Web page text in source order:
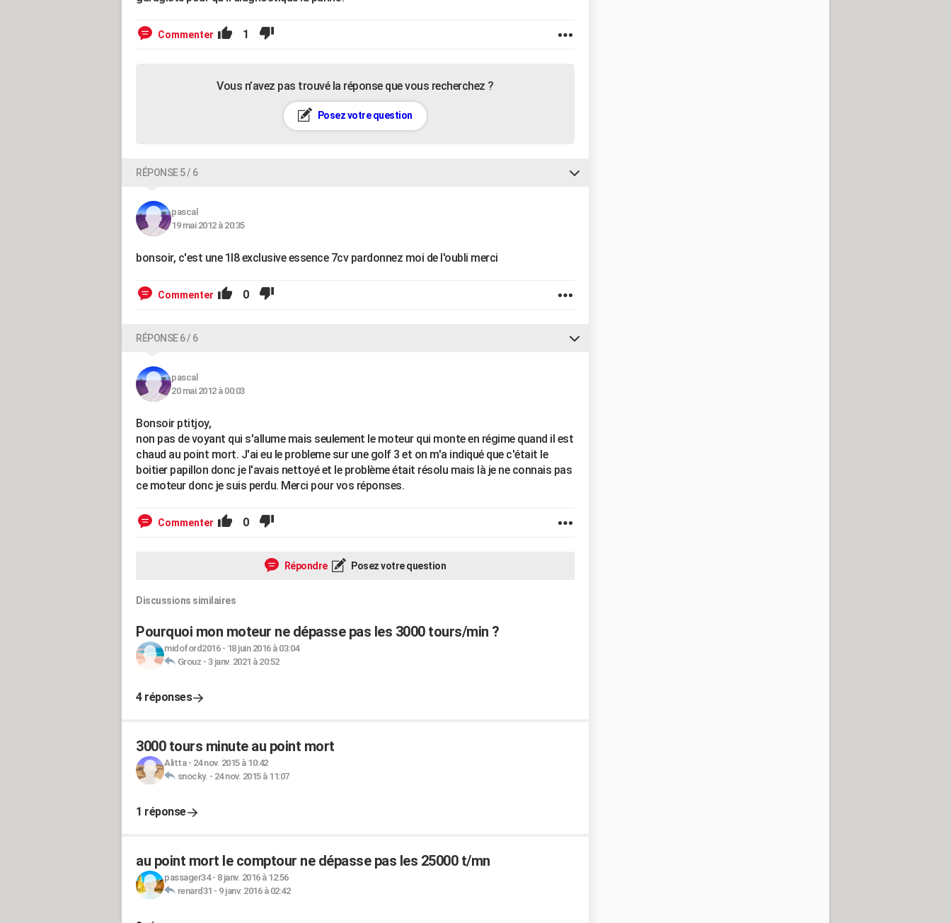
Commenter 1
Vous n’avez pas trouvé la réponse que vous recherchez ?
Posez votre question
RÉPONSE 5 / 6
pascal
19 mai 2012 à 20:35
bonsoir, c'est une 1l8 exclusive essence 7cv pardonnez moi de l'oubli merci
Commenter 0
RÉPONSE 6 / 6
pascal
20 mai 2012 à 00:03
Bonsoir ptitjoy,
non pas de voyant qui s'allume mais seulement le moteur qui monte en régime quand il est
chaud au point mort. J'ai eu le probleme sur une golf 3 et on m'a indiqué que c'était le
boitier papillon donc je l'avais nettoyé et le problème était résolu mais là je ne connais pas
ce moteur donc je suis perdu. Merci pour vos réponses.
Commenter 0
Répondre Posez votre question
Discussions similaires
Pourquoi mon moteur ne dépasse pas les 3000 tours/min ?
midoford2016- 18 juin 2016 à 03:04
Grouz - 3 janv. 2021 à 20:52
4 réponses
3000 tours minute au point mort
Alitta- 24 nov. 2015 à 10:42
snocky. - 24 nov. 2015 à 11:07
1 réponse
au point mort le comptour ne dépasse pas les 25000 t/mn
passager34- 8 janv. 2016 à 12:56
renard31 - 9 janv. 2016 à 02:42